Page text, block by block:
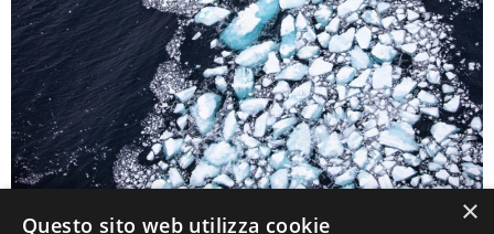
×
Questo sito web utilizza cookie